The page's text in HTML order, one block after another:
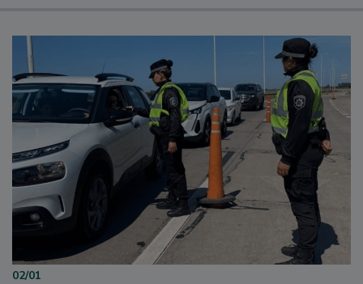
02/01